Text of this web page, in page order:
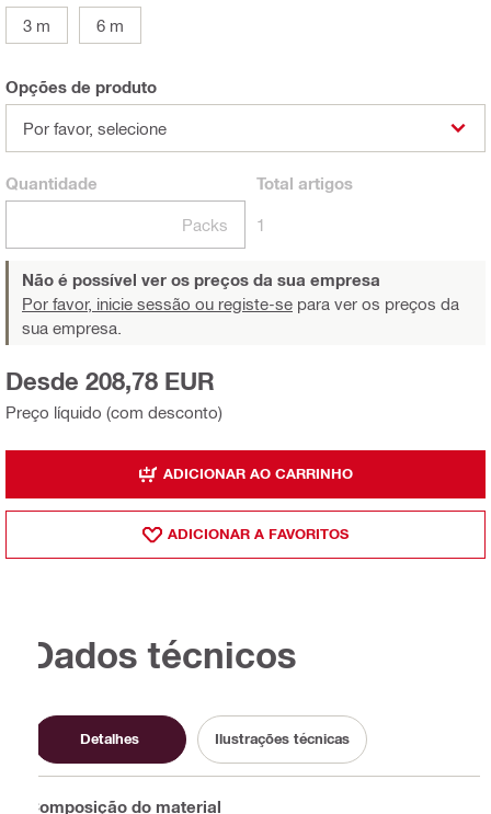
3 m
6 m
Opções de produto
Por favor, selecione
Quantidade
Packs
Total artigos
1
Não é possível ver os preços da sua empresa
Por favor, inicie sessão ou registe-se para ver os preços da
sua empresa.
Preço líquido (com desconto)
Desde 208,78 EUR
ADICIONAR AO CARRINHO
ADICIONAR A FAVORITOS
Dados técnicos
Detalhes Ilustrações técnicas
Composição do material